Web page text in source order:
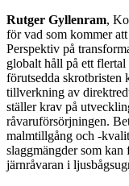
Rutger Gyllenram,
för vad som kommer
Perspektiv på
globalt håll på ett
förutsedda skrotbristen
tillverkning av
ställer krav på
råvaruförsörjningen.
malmtillgång och -
slaggmängder som
järnråvaran i